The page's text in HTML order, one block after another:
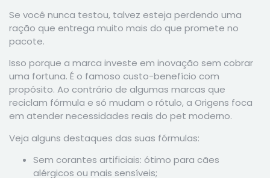
Se você nunca testou, talvez esteja perdendo uma
ração que entrega muito mais do que promete no
pacote.
Isso porque a marca investe em inovação sem cobrar
uma fortuna. É o famoso custo-benefício com
propósito. Ao contrário de algumas marcas que
reciclam fórmula e só mudam o rótulo, a Origens foca
em atender necessidades reais do pet moderno.
Veja alguns destaques das suas fórmulas:
Sem corantes artificiais: ótimo para cães
alérgicos ou mais sensíveis;